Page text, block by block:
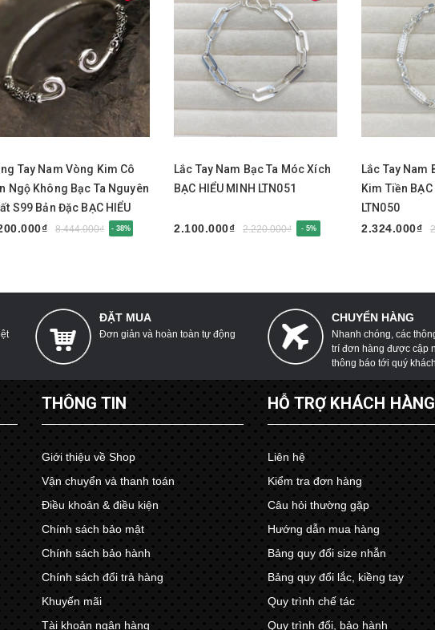
Tay Nam Vòng Kim Cô
Ngộ Không Bạc Ta Nguyên
S99 Bản Đặc BẠC HIỂU
LTN047S8.444.000₫ - 38%
Lắc Tay Nam Bạc Ta Móc Xích
BẠC HIỂU MINH LTN051
2.100.000₫ 2.220.000₫ - 5%
Lắc Tay Nam
Kim Tiền BẠC
LTN050
2.324.000₫
ĐẶT MUA
Đơn giản và hoàn toàn tự động
CHUYỂN HÀNG
Nhanh chóng, các
trí đơn hàng được cập
thông báo tới quý
THÔNG TIN
Giới thiệu về Shop
Vận chuyển và thanh toán
Điều khoản & điều kiện
Chính sách bảo mật
Chính sách bảo hành
Chính sách đổi trả hàng
Khuyến mãi
Tài khoản ngân hàng
HỖ TRỢ KHÁCH HÀNG
Liên hệ
Kiểm tra đơn hàng
Câu hỏi thường gặp
Hướng dẫn mua hàng
Bảng quy đổi size nhẫn
Bảng quy đổi lắc, kiềng tay
Quy trình chế tác
Quy trình đổi, bảo hành